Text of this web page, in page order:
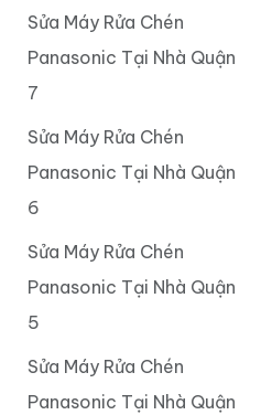
Sửa Máy Rửa Chén
Panasonic Tại Nhà Quận
7
Sửa Máy Rửa Chén
Panasonic Tại Nhà Quận
6
Sửa Máy Rửa Chén
Panasonic Tại Nhà Quận
5
Sửa Máy Rửa Chén
Panasonic Tại Nhà Quận